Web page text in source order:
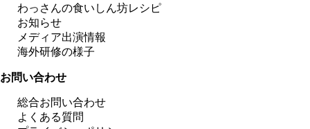
わっさんの食いしん坊レシピ
お知らせ
メディア出演情報
海外研修の様子
お問い合わせ
総合お問い合わせ
よくある質問